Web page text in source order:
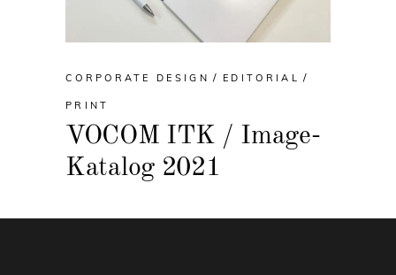
CORPORATE DESIGN EDITORIAL
PRINT
VOCOM ITK / Image-
Katalog 2021